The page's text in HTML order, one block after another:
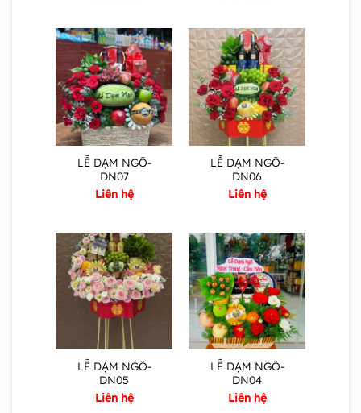
LỄ DẠM NGÕ-
DN07
Liên hệ
LỄ DẠM NGÕ-
DN06
Liên hệ
LỄ DẠM NGÕ-
DN05
Liên hệ
LỄ DẠM NGÕ-
DN04
Liên hệ